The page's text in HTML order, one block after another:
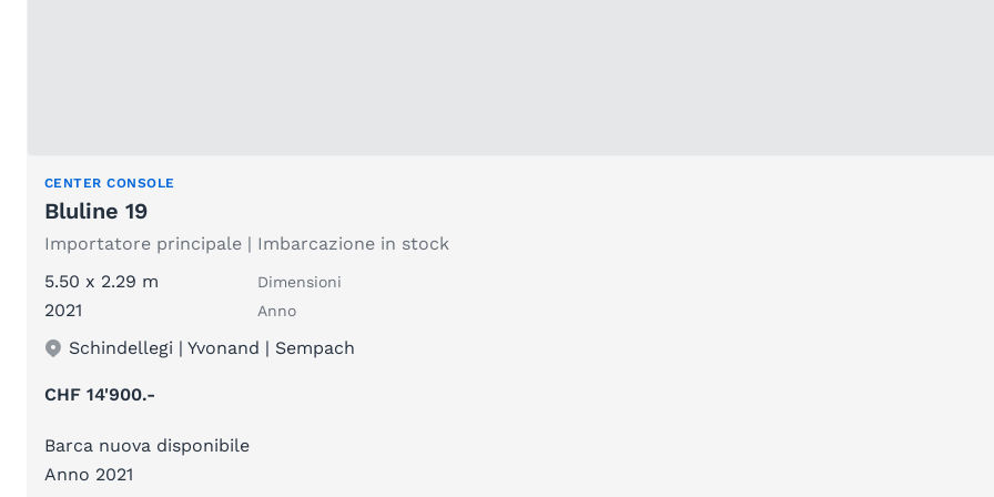
CENTER CONSOLE
Bluline 19
Importatore principale | Imbarcazione in stock
5.50 x 2.29 m
Dimensioni
2021 Anno
Schindellegi | Yvonand | Sempach
CHF 14'900.-
Barca nuova disponibile
Anno 2021